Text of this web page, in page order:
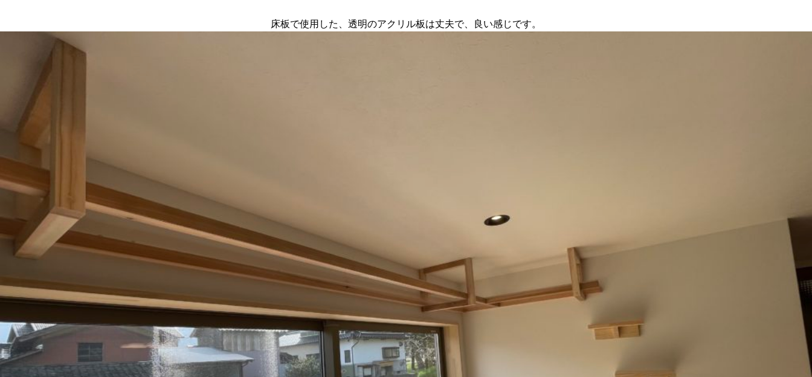
床板で使用した、透明のアクリル板は丈夫で、良い感じです。